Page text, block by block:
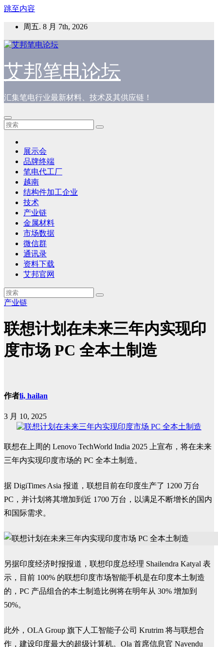
跳至内容
周五. 8 月 7th, 2026
艾邦笔电论坛
汇集笔电行业最新材料、技术及其供应链！
展示会
品牌终端
笔电代工厂
越南
结构件加工企业
技术
产业链
金属材料
市场数据
微信群
通讯录
资料下载
艾邦官网
产业链
联想计划在未来三年内实现印
度市场 PC 全本土制造
作者li, hailan
3 月 10, 2025
联想在上周的 Lenovo TechWorld India 2025 上宣布，将在未来
三年内实现印度市场的 PC 全本土制造。
据 DigiTimes Asia 报道，联想目前在印度生产了 1200 万台
PC，并计划将其增加到近 1700 万台，以满足不断增长的国内
和国际需求。
另据印度经济时报报道，联想印度总经理 Shailendra Katyal 表
示，目前 100% 的联想印度市场智能手机是在印度本土制造
的，PC 产品组合的本土制造比例将在明年从 30% 增加到
50%。
此外，OLA Group 旗下人工智能子公司 Krutrim 将与联想合
作，建设印度最大的超级计算机。Ola 首席信息官 Navendu